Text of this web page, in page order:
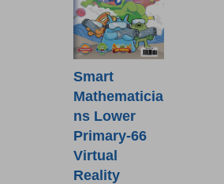
Smart
Mathematicia
ns Lower
Primary-66
Virtual
Reality